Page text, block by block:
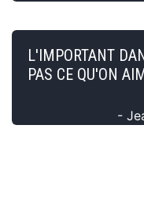
L'IMPORTANT
PAS CE QU'ON
-